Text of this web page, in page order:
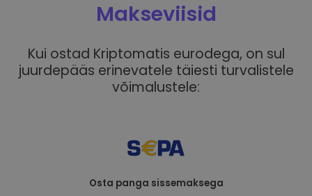
Makseviisid
Kui ostad Kriptomatis eurodega, on sul
juurdepääs erinevatele täiesti turvalistele
võimalustele:
Osta panga sissemaksega